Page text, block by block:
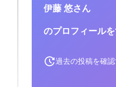
伊藤 悠さん
のプロフィール
過去の投稿を確認